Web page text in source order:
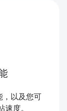
，以及您可
度。